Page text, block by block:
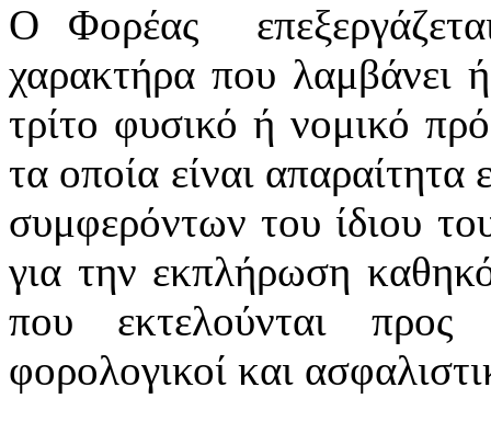
Ο Φορέας
χαρακτήρα που λαμβάνει
τρίτο φυσικό ή νομικό
τα οποία είναι απαραίτητα
συμφερόντων του ίδιου
για την εκπλήρωση
που εκτελούνται
φορολογικοί και